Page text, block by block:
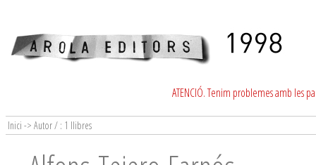
ATENCIÓ. Tenim problemes amb les
Inici -> Autor / : 1 llibres